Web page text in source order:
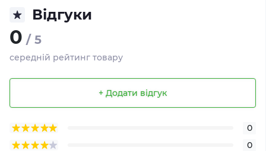
Відгуки
0 / 5
середній рейтинг товару
+ Додати відгук
0
0